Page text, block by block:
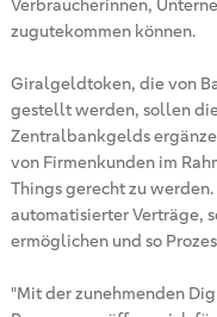
Verbraucherinnen,
zugutekommen können.
Giralgeldtoken, die von
gestellt werden, sollen
Zentralbankgelds
von Firmenkunden im
Things gerecht zu
automatisierter Verträge,
ermöglichen und so
"Mit der zunehmenden